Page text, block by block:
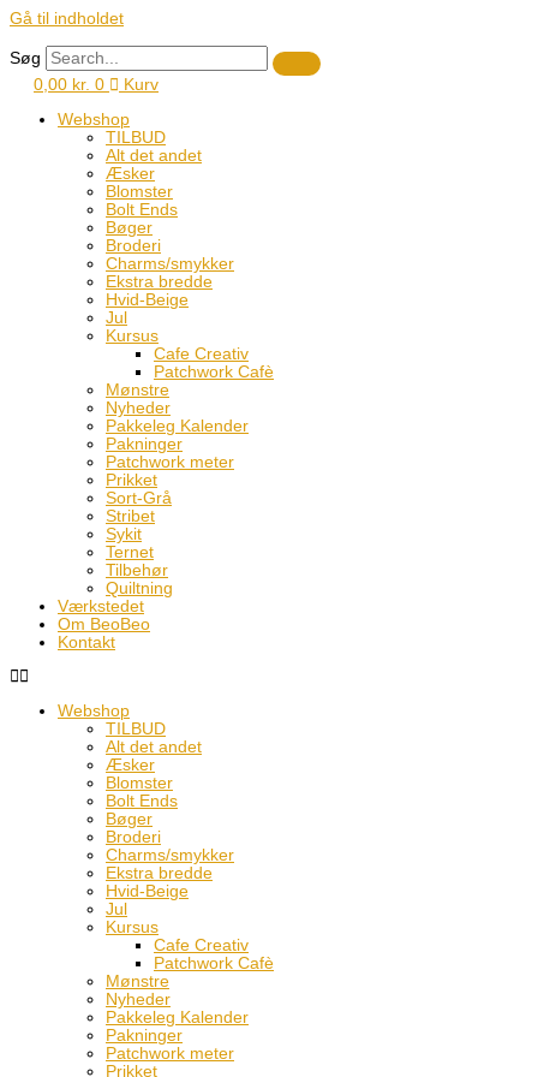
Gå til indholdet
Søg
0,00 kr. 0
Kurv
Webshop
TILBUD
Alt det andet
Æsker
Blomster
Bolt Ends
Bøger
Broderi
Charms/smykker
Ekstra bredde
Hvid-Beige
Jul
Kursus
Cafe Creativ
Patchwork Cafè
Mønstre
Nyheder
Pakkeleg Kalender
Pakninger
Patchwork meter
Prikket
Sort-Grå
Stribet
Sykit
Ternet
Tilbehør
Quiltning
Værkstedet
Om BeoBeo
Kontakt
Webshop
TILBUD
Alt det andet
Æsker
Blomster
Bolt Ends
Bøger
Broderi
Charms/smykker
Ekstra bredde
Hvid-Beige
Jul
Kursus
Cafe Creativ
Patchwork Cafè
Mønstre
Nyheder
Pakkeleg Kalender
Pakninger
Patchwork meter
Prikket